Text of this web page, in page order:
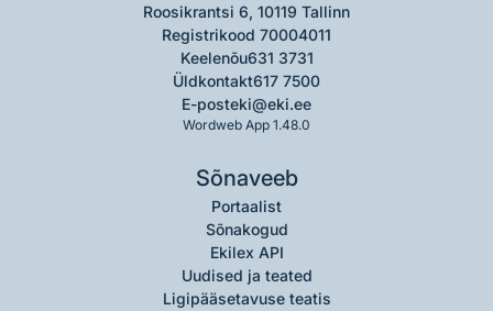
Roosikrantsi 6, 10119 Tallinn
Registrikood 70004011
Keelenõu631 3731
Üldkontakt617 7500
E-posteki@eki.ee
Wordweb App 1.48.0
Sõnaveeb
Portaalist
Sõnakogud
Ekilex API
Uudised ja teated
Ligipääsetavuse teatis